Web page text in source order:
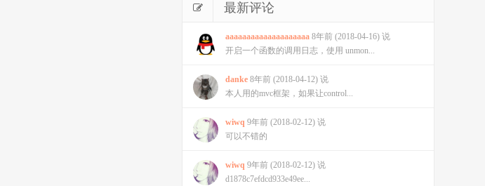
最新评论
aaaaaaaaaaaaaaaaaaaa 8年前 (2018-04-16) 说
开启一个函数的调用日志，使用 unmon...
danke 8年前 (2018-04-12) 说
本人用的mvc框架，如果让control...
wiwq 9年前 (2018-02-12) 说
可以不错的
wiwq 9年前 (2018-02-12) 说
d1878c7efdcd933e49ee...